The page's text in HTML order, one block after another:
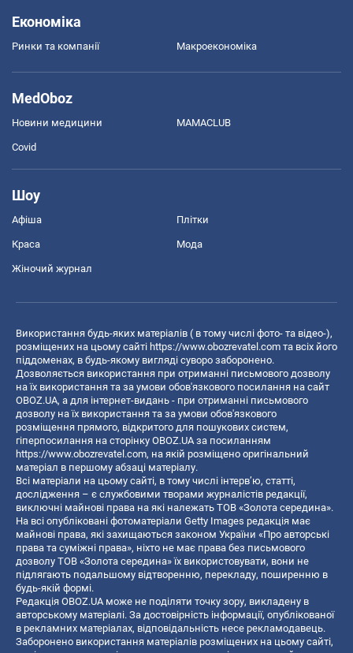
Економіка
Ринки та компанії Макроекономіка
MedOboz
Новини медицини MAMACLUB
Covid
Шоу
Афіша Плітки
Краса Мода
Жіночий журнал
Використання будь-яких матеріалів ( в тому числі фото- та відео-),
розміщених на цьому сайті https://www.obozrevatel.com та всіх його
піддоменах, в будь-якому вигляді суворо заборонено.
Дозволяється використання при отриманні письмового дозволу
на їх використання та за умови обов'язкового посилання на сайт
OBOZ.UA, а для інтернет-видань - при отриманні письмового
дозволу на їх використання та за умови обов'язкового
розміщення прямого, відкритого для пошукових систем,
гіперпосилання на сторінку OBOZ.UA за посиланням
https://www.obozrevatel.com, на якій розміщено оригінальний
матеріал в першому абзаці матеріалу.
Всі матеріали на цьому сайті, в тому числі інтерв’ю, статті,
дослідження – є службовими творами журналістів редакції,
виключні майнові права на які належать ТОВ «Золота середина».
На всі опубліковані фотоматеріали Getty Images редакція має
майнові права, які захищаються законом України «Про авторські
права та суміжні права», ніхто не має права без письмового
дозволу ТОВ «Золота середина» їх використовувати, вони не
підлягають подальшому відтворенню, перекладу, поширенню в
будь-якій формі.
Редакція OBOZ.UA може не поділяти точку зору, викладену в
авторському матеріалі. За достовірність інформації, опублікованої
в рекламних матеріалах, відповідальність несе рекламодавець.
Заборонено використання матеріалів розміщених на цьому сайті,